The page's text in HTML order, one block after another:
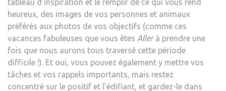
tableau d’inspiration et le remplir de ce qui vous rend
heureux, des images de vos personnes et animaux
préférés aux photos de vos objectifs (comme ces
vacances fabuleuses que vous êtes Allerà prendre une
fois que nous aurons tous traversé cette période
difficile !). Et oui, vous pouvez également y mettre vos
tâches et vos rappels importants, mais restez
concentré sur le positif et l’édifiant, et gardez-le dans